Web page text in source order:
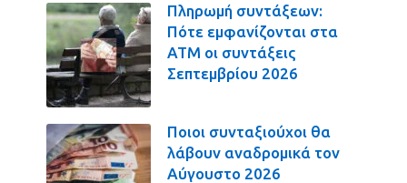
Πληρωμή συντάξεων:
Πότε εμφανίζονται στα
ΑΤΜ οι συντάξεις
Σεπτεμβρίου 2026
Ποιοι συνταξιούχοι θα
λάβουν αναδρομικά τον
Αύγουστο 2026